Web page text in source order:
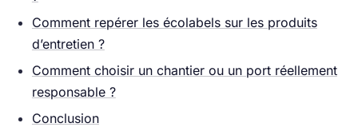
Comment repérer les écolabels sur les produits
d’entretien ?
Comment choisir un chantier ou un port réellement
responsable ?
Conclusion